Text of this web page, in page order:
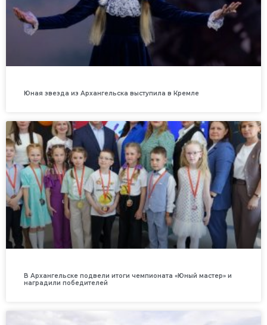
Юная звезда из Архангельска выступила в Кремле
В Архангельске подвели итоги чемпионата «Юный мастер» и
наградили победителей